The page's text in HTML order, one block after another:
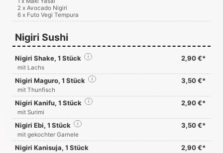
2 x Avocado Nigiri
6 x Futo Vegi Tempura
Nigiri Sushi
Nigiri Shake, 1 Stück 2,90 €*
i
mit Lachs
Nigiri Maguro, 1 Stück 3,50 €*
i
mit Thunfisch
Nigiri Kanifu, 1 Stück 2,90 €*
i
mit Surimi
Nigiri Ebi, 1 Stück 3,50 €*
i
mit gekochter Garnele
Nigiri Kanisuja, 1 Stück 2,90 €*